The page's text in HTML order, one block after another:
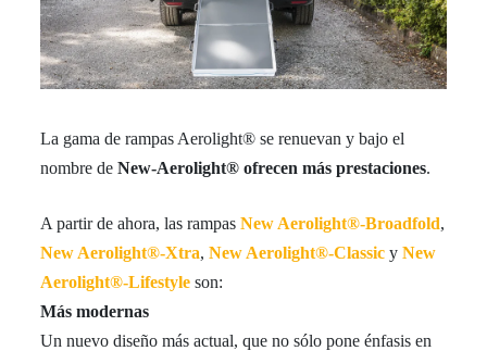
La gama de rampas Aerolight® se renuevan y bajo el
nombre deNew-Aerolight® ofrecen más prestaciones.
A partir de ahora, las rampasNew Aerolight®-Broadfold,
New Aerolight®-Xtra,New Aerolight®-Classic yNew
Aerolight®-Lifestyle son:
Más modernas
Un nuevo diseño más actual, que no sólo pone énfasis en